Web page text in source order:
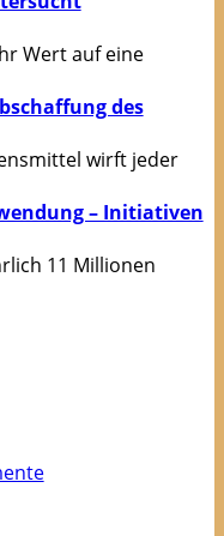
Wert auf eine
des
wirft jeder
– Initiativen
11 Millionen